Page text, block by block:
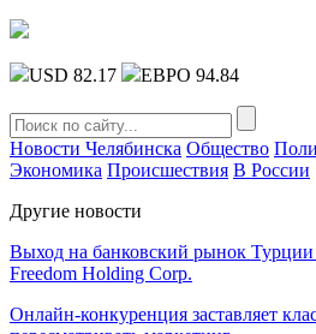
USD 82.17 ЕВРО 94.84
Новости Челябинска Общество
Экономика Происшествия В России
Другие новости
Выход на банковский рынок Турции
Freedom Holding Corp.
Онлайн-конкуренция заставляет